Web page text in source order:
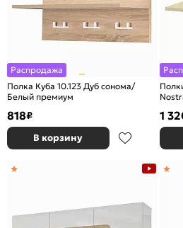
Распродажа
Полка Куба 10.123 Дуб сонома/
Белый премиум
818₽
В корзину
1